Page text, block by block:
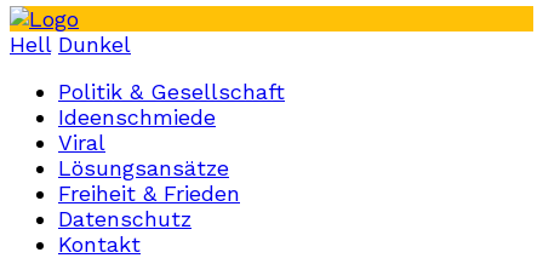
Hell Dunkel
Politik & Gesellschaft
Ideenschmiede
Viral
Lösungsansätze
Freiheit & Frieden
Datenschutz
Kontakt